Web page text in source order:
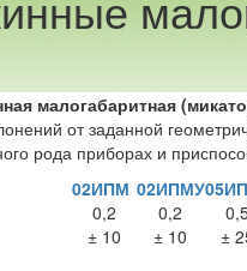
малогабаритная
от заданной
рода приборах и
02ИПМ 02ИПМУ
0,2 0,2
± 10 ± 10 ±